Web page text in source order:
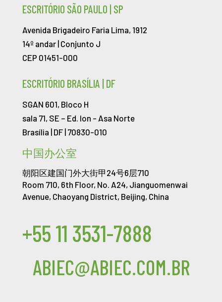
ESCRITÓRIO SÃO PAULO | SP
Avenida Brigadeiro Faria Lima, 1912
14º andar | Conjunto J
CEP 01451-000
ESCRITÓRIO BRASÍLIA | DF
SGAN 601, Bloco H
sala 71, SE – Ed. Ion - Asa Norte
Brasília | DF | 70830-010
中国办公室
朝阳区建国门外大街甲24号6层710
Room 710, 6th Floor, No. A24, Jianguomenwai
Avenue, Chaoyang District, Beijing, China
+55 11 3531-7888
ABIEC@ABIEC.COM.BR